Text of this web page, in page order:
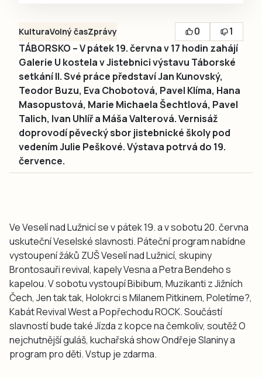
KulturaVolný časZprávy 0
1
TÁBORSKO – V pátek 19. června v 17 hodin zahájí
Galerie U kostela v Jistebnici výstavu Táborské
setkání II. Své práce představí Jan Kunovský,
Teodor Buzu, Eva Chobotová, Pavel Klíma, Hana
Masopustová, Marie Michaela Šechtlová, Pavel
Talich, Ivan Uhlíř a Máša Valterová. Vernisáž
doprovodí pěvecký sbor jistebnické školy pod
vedením Julie Peškové. Výstava potrvá do 19.
července.
Ve Veselí nad Lužnicí se v pátek 19. a v sobotu 20. června
uskuteční Veselské slavnosti. Páteční program nabídne
vystoupení žáků ZUŠ Veselí nad Lužnicí, skupiny
Brontosauři revival, kapely Vesna a Petra Bendeho s
kapelou. V sobotu vystoupí Bibibum, Muzikanti z Jižních
Čech, Jen tak tak, Holokrci s Milanem Pitkinem, Poletíme?,
Kabát Revival West a Popřechodu ROCK. Součástí
slavností bude také Jízda z kopce na čemkoliv, soutěž O
nejchutnější guláš, kuchařská show Ondřeje Slaniny a
program pro děti. Vstup je zdarma.